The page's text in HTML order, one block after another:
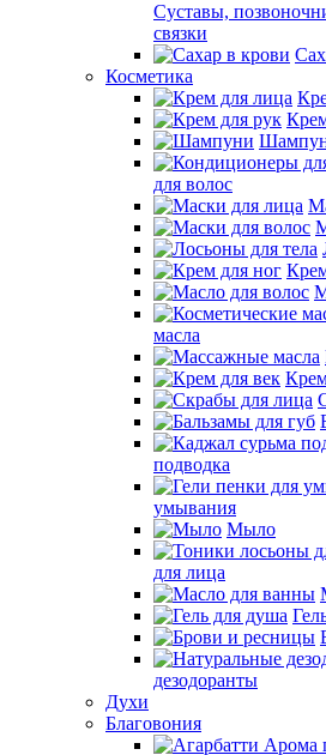
Суставы,
связки
Косметика
для волос
масла
подводка
умывания
Мыло
для лица
дезодоранты
Духи
Благовония